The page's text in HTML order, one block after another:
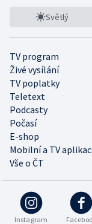
Světlý
TV program
Živé vysílání
TV poplatky
Teletext
Podcasty
Počasí
E-shop
Mobilní a TV
Vše o ČT
Instagram